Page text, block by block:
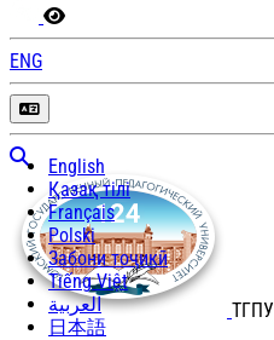
ENG
English
Қазақ тілі
Français
Polski
Забони тоҷикӣ
Tiếng Việt
العربية
日本語
ТГПУ